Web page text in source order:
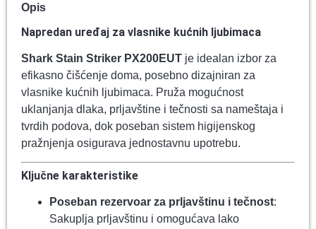
Opis
Napredan uređaj za vlasnike kućnih ljubimaca
Shark Stain Striker PX200EUT je idealan izbor za
efikasno čišćenje doma, posebno dizajniran za
vlasnike kućnih ljubimaca. Pruža mogućnost
uklanjanja dlaka, prljavštine i tečnosti sa nameštaja i
tvrdih podova, dok poseban sistem higijenskog
pražnjenja osigurava jednostavnu upotrebu.
Ključne karakteristike
Poseban rezervoar za prljavštinu i tečnost:
Sakuplja prljavštinu i omogućava lako